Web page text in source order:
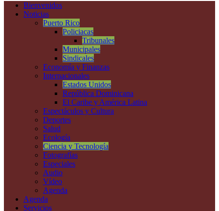
Bienvenidos
Noticias
Puerto Rico
Policiacas
Tribunales
Municipales
Sindicales
Economía y Finanzas
Internacionales
Estados Unidos
República Dominicana
El Caribe y América Latina
Espectáculos y Cultura
Deportes
Salud
Ecología
Ciencia y Tecnología
Fotografías
Especiales
Audio
Vídeo
Agenda
Agenda
Servicios